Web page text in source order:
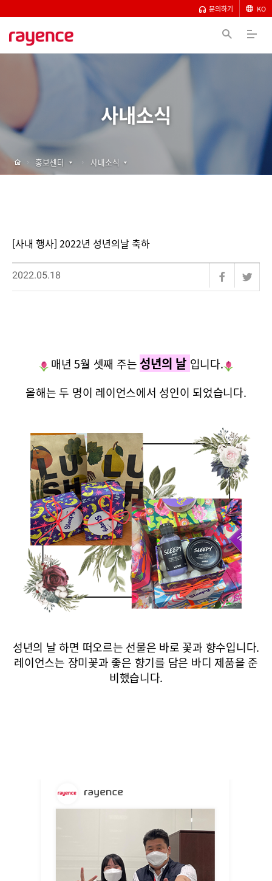
문의하기 KO
사내소식
[사내 행사] 2022년 성년의날 축하
2022.05.18
매년 5월 셋째 주는성년의 날 입니다.
올해는 두 명이 레이언스에서 성인이 되었습니다.
성년의 날 하면 떠오르는 선물은 바로 꽃과 향수입니다.
레이언스는 장미꽃과 좋은 향기를 담은 바디 제품을 준
비했습니다.